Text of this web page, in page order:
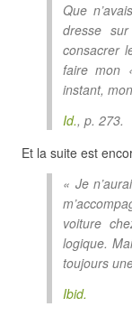
Que
dresse
consacrer
faire mon
instant,
Id., p. 273.
Et la suite est
« Je
voiture
logique.
toujours
Ibid.